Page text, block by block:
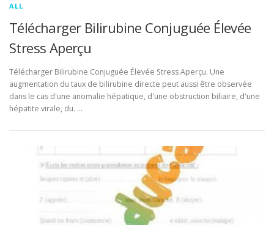
ALL
Télécharger Bilirubine Conjuguée Élevée
Stress Aperçu
Télécharger Bilirubine Conjuguée Élevée Stress Aperçu. Une
augmentation du taux de bilirubine directe peut aussi être observée
dans le cas d'une anomalie hépatique, d'une obstruction biliaire, d'une
hépatite virale, du. …